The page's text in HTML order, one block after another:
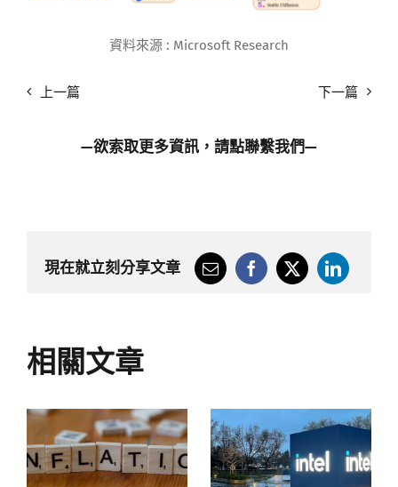
資料來源 : Microsoft Research
上一篇 下一篇
—欲索取更多資訊，請點聯繫我們—
現在就立刻分享文章
相關文章